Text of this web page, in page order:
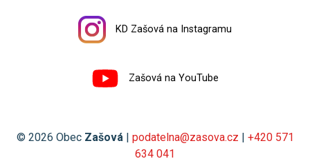
KD Zašová na Instagramu
Zašová na YouTube
© 2026 Obec Zašová | podatelna@zasova.cz | +420 571
634 041